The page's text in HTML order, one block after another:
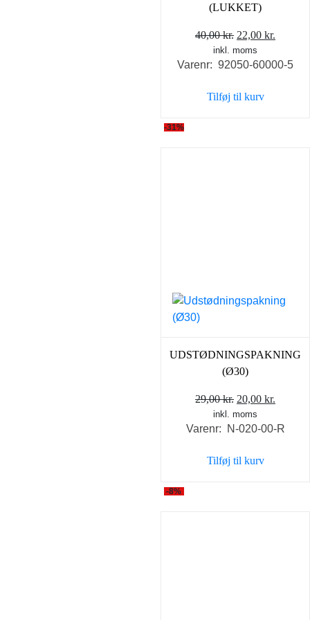
(LUKKET)
40,00kr. Den
oprindelige
pris
40,00 kr..
22,00 kr.
pris
inkl. moms
Varenr: 92050-60000-5
Tilføj til kurv
-31%
UDSTØDNINGSPAKNING
(Ø30)
29,00kr. Den
oprindelige
pris
29,00 kr..
20,00 kr.
pris
inkl. moms
Varenr: N-020-00-R
Tilføj til kurv
-8%